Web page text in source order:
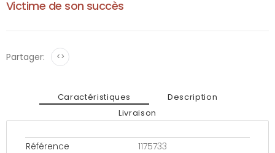
Victime de son succès
Partager: <>
Caractéristiques
Description
Livraison
Référence
1175733